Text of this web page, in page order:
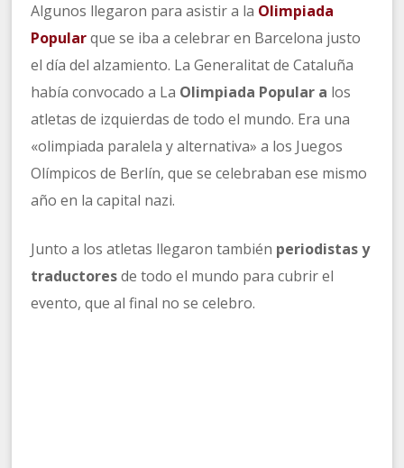
Algunos llegaron para asistir a la Olimpiada
Popularque se iba a celebrar en Barcelona justo
el día del alzamiento. La Generalitat de Cataluña
había convocado a La Olimpiada Popular a los
atletas de izquierdas de todo el mundo. Era una
«olimpiada paralela y alternativa» a los Juegos
Olímpicos de Berlín, que se celebraban ese mismo
año en la capital nazi.
Junto a los atletas llegaron también periodistas y
traductoresde todo el mundo para cubrir el
evento, que al final no se celebro.